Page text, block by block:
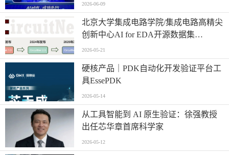
2026-06-09
北京大学集成电路学院/集成电路高精尖
创新中心AI for EDA开源数据集
CircuitNet升级3.0版本
2026-05-21
硬核产品｜PDK自动化开发验证平台工
具EssePDK
2026-05-14
从工具智能到 AI 原生验证：徐强教授
出任芯华章首席科学家
2026-05-12